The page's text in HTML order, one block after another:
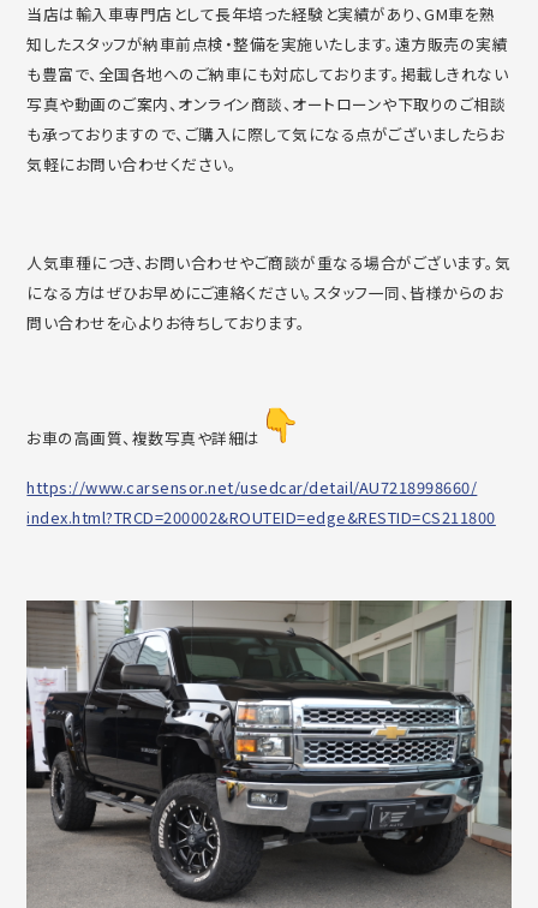
当店は輸入車専門店として長年培った経験と実績があり、GM車を熟
知したスタッフが納車前点検・整備を実施いたします。 遠方販売の実績
も豊富で、 全国各地へのご納車にも対応しております。 掲載しきれない
写真や動画のご案内、オンライン商談、 オートローンや下取りのご相談
も承っておりますので、 ご購入に際して気になる点がございましたらお
気軽にお問い合わせください。
人気車種につき、 お問い合わせやご商談が重なる場合がございます。 気
になる方はぜひお早めにご連絡ください。スタッフ一同、皆様からのお
問い合わせを心よりお待ちしております。
お車の高画質、複数写真や詳細は
https://www.carsensor.net/usedcar/detail/AU7218998660/
index.html?TRCD=200002&ROUTEID=edge&RESTID=CS211800